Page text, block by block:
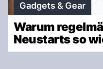
Gadgets & Gear
Warum
Neustarts so